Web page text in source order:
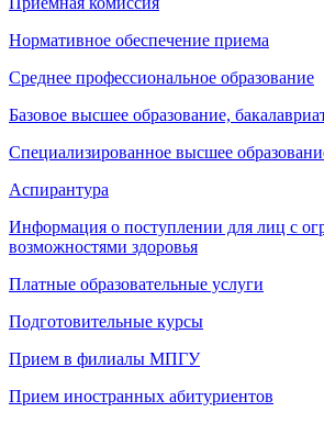
Нормативное обеспечение приема
Среднее профессиональное образование
Базовое высшее образование,
Специализированное высшее
Аспирантура
Информация о поступлении для лиц с
возможностями здоровья
Платные образовательные услуги
Подготовительные курсы
Прием в филиалы МПГУ
Прием иностранных абитуриентов